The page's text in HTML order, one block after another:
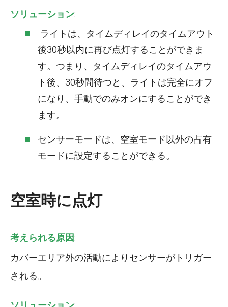
ソリューション:
ライトは、タイムディレイのタイムアウト
後30秒以内に再び点灯することができま
す。つまり、タイムディレイのタイムアウ
ト後、30秒間待つと、ライトは完全にオフ
になり、手動でのみオンにすることができ
ます。
センサーモードは、空室モード以外の占有
モードに設定することができる。
空室時に点灯
考えられる原因:
カバーエリア外の活動によりセンサーがトリガー
される。